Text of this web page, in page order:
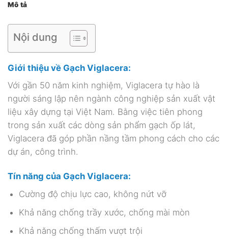
Mô tả
Nội dung
Giới thiệu về Gạch Viglacera:
Với gần 50 năm kinh nghiệm, Viglacera tự hào là
người sáng lập nên ngành công nghiệp sản xuất vật
liệu xây dựng tại Việt Nam. Bằng việc tiên phong
trong sản xuất các dòng sản phẩm gạch ốp lát,
Viglacera đã góp phần nầng tầm phong cách cho các
dự án, công trình.
Tín năng của Gạch Viglacera:
Cường độ chịu lực cao, không nứt vỡ
Khả năng chống trầy xước, chống mài mòn
Khả năng chống thấm vượt trội